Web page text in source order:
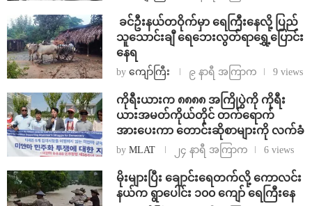
⁩ ⁨ခင်ဦးနယ်တဝိုက်မှာ ရေကြီးနေလို့ ပြည်
သူသောင်းချီ ရေဘေးလွတ်ရာရွှေ့ပြောင်း
နေရ
by ကျော်ကြီး ၉ နာရီ အကြာက 9 views
ကိုရီးယားက ၈၈၈၈ အကြိုပွဲကို ကိုရီး
ယားအမတ်ကိုယ်တိုင် တက်ရောက်
အားပေးကာ တောင်းဆိုစာများကို လက်ခံ
by MLAT ၂၄ နာရီ အကြာက 6 views
⁨မိုးများပြီး ချောင်းရေတက်လို့ ကောလင်း
နယ်က ရွာပေါင်း ၁၀၀ ကျော် ရေကြီးနေ